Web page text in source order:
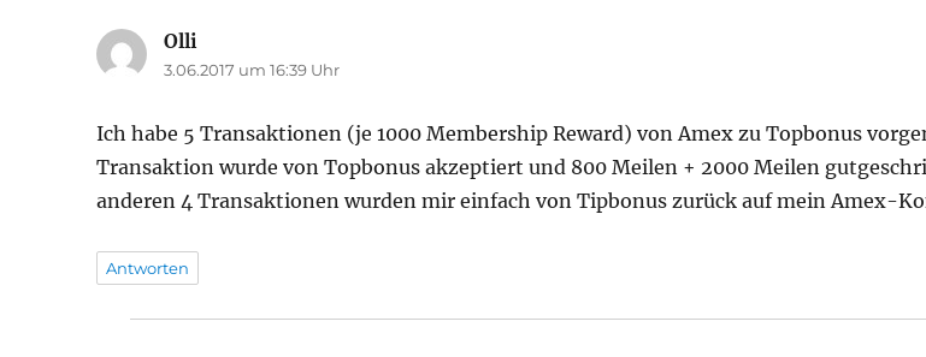
Olli
3.06.2017 um 16:39 Uhr
Ich habe 5 Transaktionen (je 1000 Membership Reward) von Amex zu Topbonus
Transaktion wurde von Topbonus akzeptiert und 800 Meilen + 2000 Meilen
anderen 4 Transaktionen wurden mir einfach von Tipbonus zurück auf mein Amex-
Antworten